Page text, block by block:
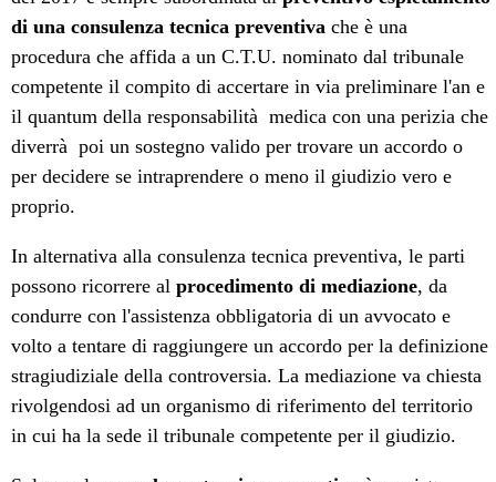
di una consulenza tecnica preventivache è una
procedura che affida a un C.T.U. nominato dal tribunale
competente il compito di accertare in via preliminare l'an e
il quantum della responsabilità medica con una perizia che
diverrà poi un sostegno valido per trovare un accordo o
per decidere se intraprendere o meno il giudizio vero e
proprio.
In alternativa alla consulenza tecnica preventiva, le parti
possono ricorrere alprocedimento di mediazione, da
condurre con l'assistenza obbligatoria di un avvocato e
volto a tentare di raggiungere un accordo per la definizione
stragiudiziale della controversia. La mediazione va chiesta
rivolgendosi ad un organismo di riferimento del territorio
in cui ha la sede il tribunale competente per il giudizio.